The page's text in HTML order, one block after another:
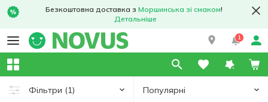
Безкоштовна доставка з Моршинська зі смаком!
Детальніше
1
Фільтри (1) Популярні